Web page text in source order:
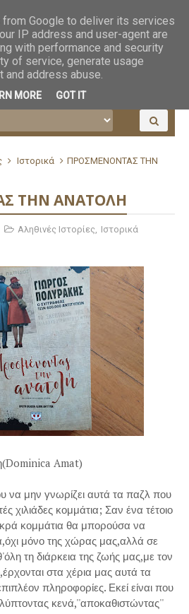
Ιστορικά
ΠΡΟΣΜΕΝΟΝΤΑΣ ΤΗΝ
ΤΗΝ ΑΝΑΤΟΛΗ
Αληθινές Ιστορίες, Ιστορικά
Amat)
να μην γνωρίζει αυτά τα παζλ που
χιλιάδες κομμάτια; Σαν ένα τέτοιο
κομμάτια θα μπορούσα να
μόνο της χώρας μας,αλλά σε
τη διάρκεια της ζωής μας,με τον
στα χέρια μας αυτά τα
πληροφορίες. Εκεί είναι που
κενά,''αποκαθιστώντας''
Google to deliver its services
IP address and user-agent are
with performance and security
of service, generate usage
address abuse.
MORE GOT IT